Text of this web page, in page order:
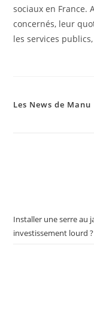
sociaux en France.
concernés, leur
les services
Les News de Manu
Installer une serre au
investissement lourd ?